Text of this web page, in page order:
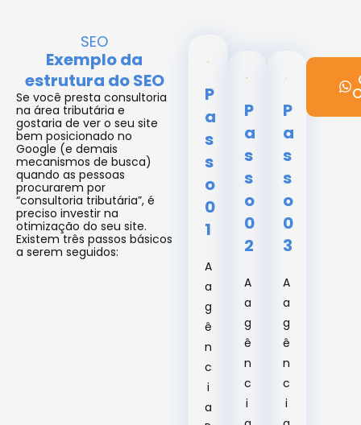
SEO
Exemplo da
estrutura do SEO
Se você presta consultoria
na área tributária e
gostaria de ver o seu site
bem posicionado no
Google (e demais
mecanismos de busca)
quando as pessoas
procurarem por
“consultoria tributária”, é
preciso investir na
otimização do seu site.
Existem três passos básicos
a serem seguidos:
P
a
s
s
o
0
1
A
a
g
ê
n
c
i
a
P
a
s
s
o
0
2
A
a
g
ê
n
c
i
P
a
s
s
o
0
3
A
a
g
ê
n
c
i